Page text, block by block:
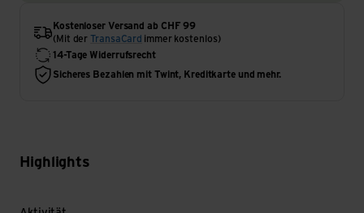
Kostenloser Versand ab CHF 99
(Mit der
TransaCard immer kostenlos)
14-Tage Widerrufsrecht
Sicheres Bezahlen mit Twint, Kreditkarte und mehr.
Highlights